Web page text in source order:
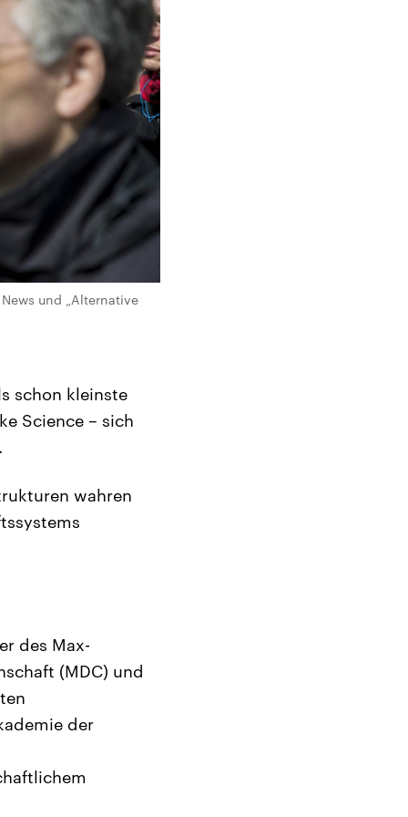
und „Alternative
schon kleinste
Science – sich
wahren
des Max-
(MDC) und
der